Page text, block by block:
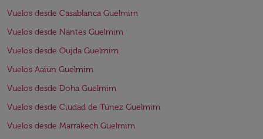
Vuelos desde Casablanca Guelmim
Vuelos desde Nantes Guelmim
Vuelos desde Oujda Guelmim
Vuelos Aaiún Guelmim
Vuelos desde Doha Guelmim
Vuelos desde Ciudad de Túnez Guelmim
Vuelos desde Marrakech Guelmim